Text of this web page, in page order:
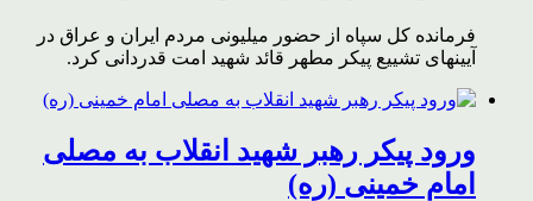
فرمانده کل سپاه از حضور میلیونی مردم ایران و عراق در
آیینهای تشییع پیکر مطهر قائد شهید امت قدردانی کرد.
ورود پیکر رهبر شهید انقلاب به مصلی
امام خمینی (ره)